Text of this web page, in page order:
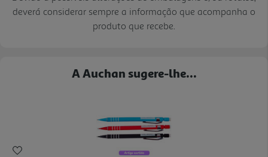
deverá considerar sempre a informação que acompanha o
produto que recebe.
A Auchan sugere-lhe...